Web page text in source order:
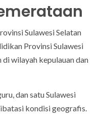
Sulawesi Selatan
Provinsi Sulawesi
di wilayah kepulauan dan
dan satu Sulawesi
kondisi geografis.